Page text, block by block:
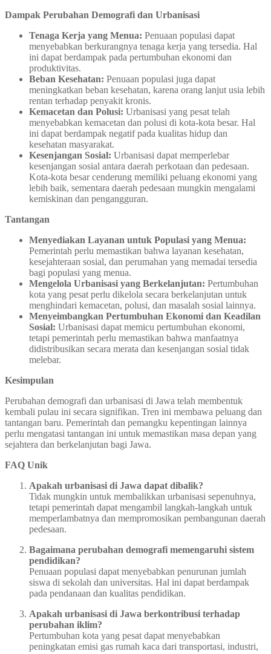
Dampak Perubahan Demografi dan Urbanisasi
Tenaga Kerja yang Menua: Penuaan populasi dapat
menyebabkan berkurangnya tenaga kerja yang tersedia. Hal
ini dapat berdampak pada pertumbuhan ekonomi dan
produktivitas.
Beban Kesehatan: Penuaan populasi juga dapat
meningkatkan beban kesehatan, karena orang lanjut usia lebih
rentan terhadap penyakit kronis.
Kemacetan dan Polusi: Urbanisasi yang pesat telah
menyebabkan kemacetan dan polusi di kota-kota besar. Hal
ini dapat berdampak negatif pada kualitas hidup dan
kesehatan masyarakat.
Kesenjangan Sosial: Urbanisasi dapat memperlebar
kesenjangan sosial antara daerah perkotaan dan pedesaan.
Kota-kota besar cenderung memiliki peluang ekonomi yang
lebih baik, sementara daerah pedesaan mungkin mengalami
kemiskinan dan pengangguran.
Tantangan
Menyediakan Layanan untuk Populasi yang Menua:
Pemerintah perlu memastikan bahwa layanan kesehatan,
kesejahteraan sosial, dan perumahan yang memadai tersedia
bagi populasi yang menua.
Mengelola Urbanisasi yang Berkelanjutan: Pertumbuhan
kota yang pesat perlu dikelola secara berkelanjutan untuk
menghindari kemacetan, polusi, dan masalah sosial lainnya.
Menyeimbangkan Pertumbuhan Ekonomi dan Keadilan
Sosial: Urbanisasi dapat memicu pertumbuhan ekonomi,
tetapi pemerintah perlu memastikan bahwa manfaatnya
didistribusikan secara merata dan kesenjangan sosial tidak
melebar.
Kesimpulan
Perubahan demografi dan urbanisasi di Jawa telah membentuk
kembali pulau ini secara signifikan. Tren ini membawa peluang dan
tantangan baru. Pemerintah dan pemangku kepentingan lainnya
perlu mengatasi tantangan ini untuk memastikan masa depan yang
sejahtera dan berkelanjutan bagi Jawa.
FAQ Unik
Apakah urbanisasi di Jawa dapat dibalik?
Tidak mungkin untuk membalikkan urbanisasi sepenuhnya,
tetapi pemerintah dapat mengambil langkah-langkah untuk
memperlambatnya dan mempromosikan pembangunan daerah
pedesaan.
Bagaimana perubahan demografi memengaruhi sistem
pendidikan?
Penuaan populasi dapat menyebabkan penurunan jumlah
siswa di sekolah dan universitas. Hal ini dapat berdampak
pada pendanaan dan kualitas pendidikan.
Apakah urbanisasi di Jawa berkontribusi terhadap
perubahan iklim?
Pertumbuhan kota yang pesat dapat menyebabkan
peningkatan emisi gas rumah kaca dari transportasi, industri,